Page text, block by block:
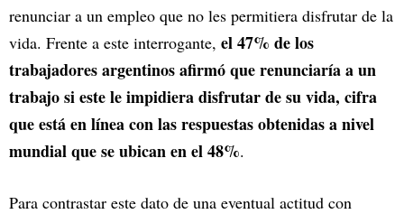
renunciar a un empleo que no les permitiera disfrutar de la
vida. Frente a este interrogante, el 47% de los
trabajadores argentinos afirmó que renunciaría a un
trabajo si este le impidiera disfrutar de su vida, cifra
que está en línea con las respuestas obtenidas a nivel
mundial que se ubican en el 48%.
Para contrastar este dato de una eventual actitud con